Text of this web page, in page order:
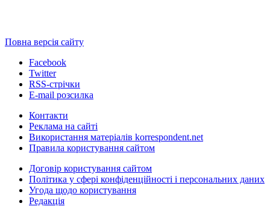
Повна версія сайту
Facebook
Twitter
RSS-стрічки
E-mail розсилка
Контакти
Реклама на сайті
Використання матеріалів korrespondent.net
Правила користування сайтом
Договір користування сайтом
Політика у сфері конфіденційності і персональних даних
Угода щодо користування
Редакція